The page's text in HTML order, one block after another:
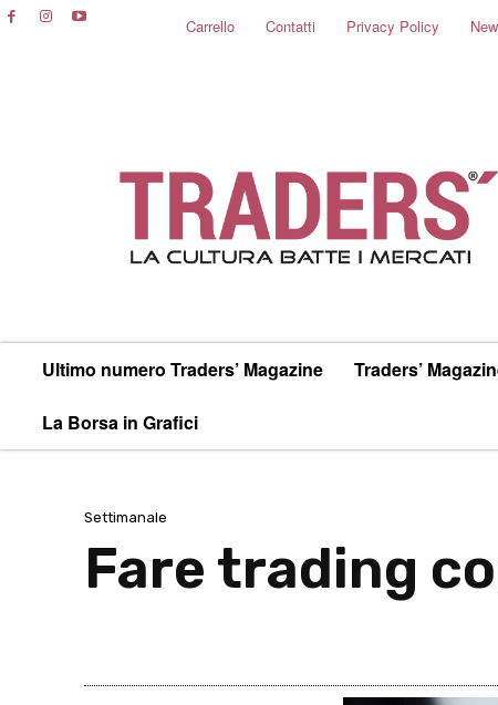
Carrello Contatti Privacy Policy
Ultimo numero Traders’ Magazine Traders’
La Borsa in Grafici
Settimanale
Fare trading